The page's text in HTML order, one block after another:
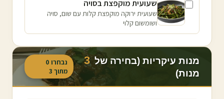
שעועית מוקפצת בסויה
שעועית ירוקה מוקפצת קלות עם שום, סויה
ושומשום קלוי
מנות עיקריות (בחירה של 3
מנות)
נבחרו 0
מתוך 3